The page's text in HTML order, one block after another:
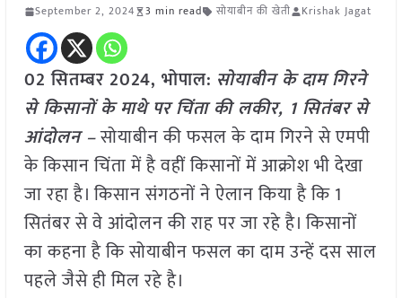
September 2, 2024 3 min read सोयाबीन की खेती Krishak Jagat
02 सितम्बर 2024, भोपाल: सोयाबीन के दाम गिरने
से किसानों के माथे पर चिंता की लकीर, 1 सितंबर से
आंदोलन –सोयाबीन की फसल के दाम गिरने से एमपी
के किसान चिंता में है वहीं किसानों में आक्रोश भी देखा
जा रहा है। किसान संगठनों ने ऐलान किया है कि 1
सितंबर से वे आंदोलन की राह पर जा रहे है। किसानों
का कहना है कि सोयाबीन फसल का दाम उन्हें दस साल
पहले जैसे ही मिल रहे है।